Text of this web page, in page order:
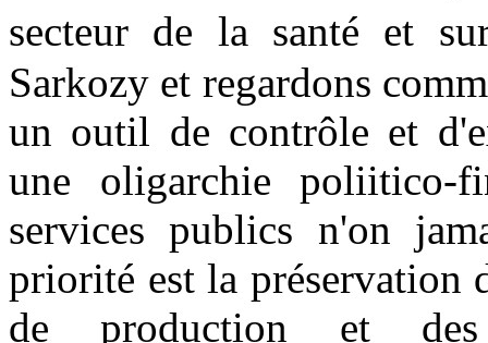
secteur de la santé et
Sarkozy et regardons
un outil de contrôle et
une oligarchie poliitico-
services publics n'on
priorité est la préservation
de production et des